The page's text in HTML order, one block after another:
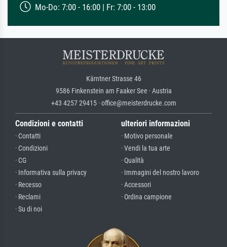
Mo-Do: 7:00 - 16:00 | Fr: 7:00 - 13:00
Kärntner Strasse 46
9586 Finkenstein am Faaker See · Austria
+43 4257 29415 · office@meisterdrucke.com
Condizioni e contatti
· Contatti
· Condizioni
· CG
· Informativa sulla privacy
· Recesso
· Reclami
· Su di noi
ulteriori informazioni
· Motivo personale
· Vendi la tua arte
· Qualità
· Immagini del nostro lavoro
· Accessori
· Ordina campione